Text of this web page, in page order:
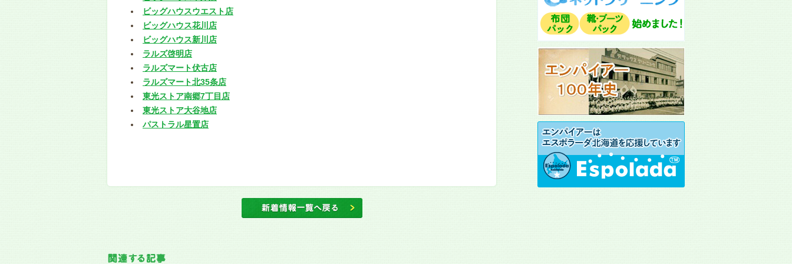
ビッグハウスウエスト店
ビッグハウス花川店
ビッグハウス新川店
ラルズ啓明店
ラルズマート伏古店
ラルズマート北35条店
東光ストア南郷7丁目店
東光ストア大谷地店
パストラル星置店